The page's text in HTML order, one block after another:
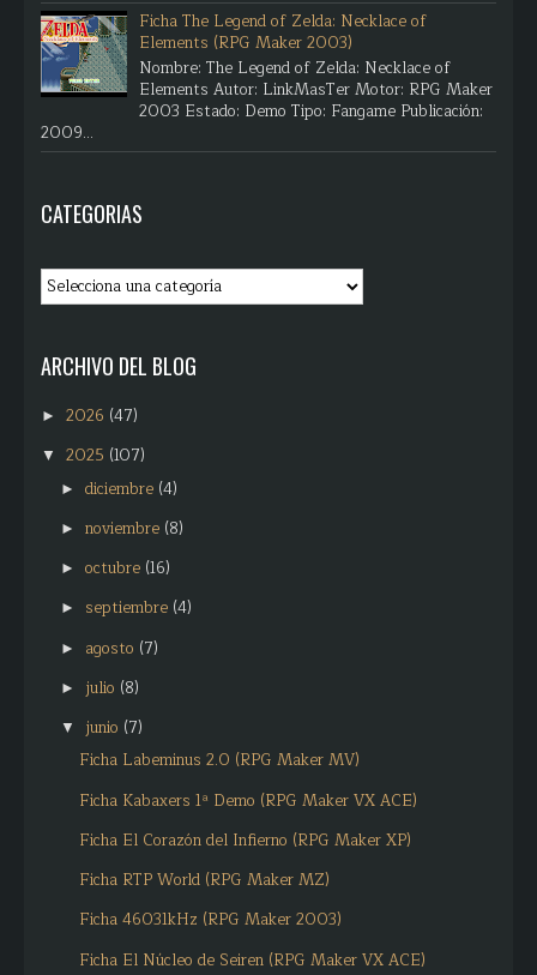
Ficha The Legend of Zelda: Necklace of
Elements (RPG Maker 2003)
Nombre: The Legend of Zelda: Necklace of
Elements Autor: LinkMasTer Motor: RPG Maker
2003 Estado: Demo Tipo: Fangame Publicación:
2009...
CATEGORIAS
ARCHIVO DEL BLOG
► 2026 (47)
▼ 2025 (107)
► diciembre (4)
► noviembre (8)
► octubre (16)
► septiembre (4)
► agosto (7)
► julio (8)
▼ junio (7)
Ficha Labeminus 2.0 (RPG Maker MV)
Ficha Kabaxers 1ª Demo (RPG Maker VX ACE)
Ficha El Corazón del Infierno (RPG Maker XP)
Ficha RTP World (RPG Maker MZ)
Ficha 46031kHz (RPG Maker 2003)
Ficha El Núcleo de Seiren (RPG Maker VX ACE)